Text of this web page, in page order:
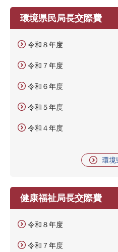
環境県民局長交際費
令和８年度
令和７年度
令和６年度
令和５年度
令和４年度
環境
健康福祉局長交際費
令和８年度
令和７年度